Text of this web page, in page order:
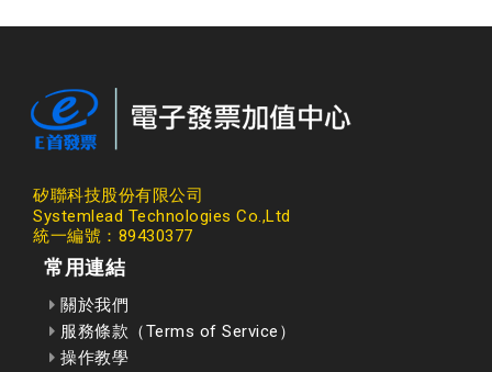
矽聯科技股份有限公司
Systemlead Technologies Co.,Ltd
統一編號：89430377
常用連結
關於我們
服務條款（Terms of Service）
操作教學